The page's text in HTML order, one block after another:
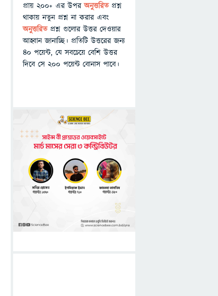
প্রায় ২০০+ এর উপরঅনুত্তরিতপ্রশ্ন
থাকায় নতুন প্রশ্ন না করার এবং
অনুত্তরিত প্রশ্ন গুলোর উত্তর দেওয়ার
আহ্বান জানাচ্ছি। প্রতিটি উত্তরের জন্য
৪০ পয়েন্ট, যে সবচেয়ে বেশি উত্তর
দিবে সে ২০০ পয়েন্ট বোনাস পাবে।